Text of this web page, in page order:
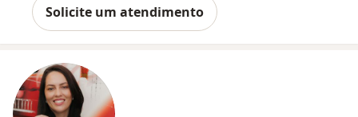
Solicite um atendimento